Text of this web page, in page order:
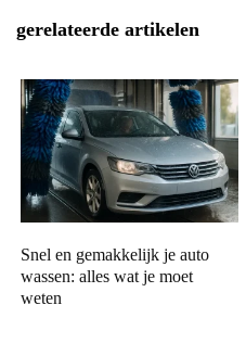
gerelateerde artikelen
Snel en gemakkelijk je auto
wassen: alles wat je moet
weten